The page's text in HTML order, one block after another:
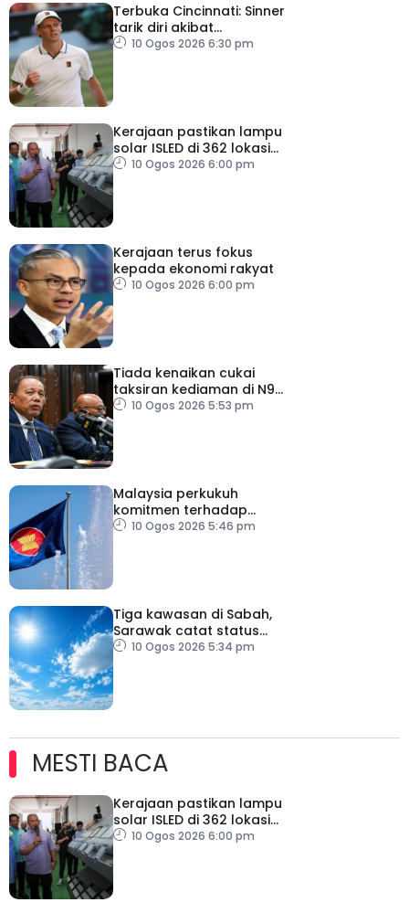
Terbuka Cincinnati: Sinner
tarik diri akibat
kecederaan lutut
10 Ogos 2026 6:30 pm
Kerajaan pastikan lampu
solar ISLED di 362 lokasi
berkualiti, selamat
10 Ogos 2026 6:00 pm
Kerajaan terus fokus
kepada ekonomi rakyat
10 Ogos 2026 6:00 pm
Tiada kenaikan cukai
taksiran kediaman di N9
untuk lima tahun
10 Ogos 2026 5:53 pm
Malaysia perkukuh
komitmen terhadap
keamanan, kemakmuran
10 Ogos 2026 5:46 pm
Tiga kawasan di Sabah,
Sarawak catat status
cuaca panas
10 Ogos 2026 5:34 pm
MESTI BACA
Kerajaan pastikan lampu
solar ISLED di 362 lokasi
berkualiti, selamat
10 Ogos 2026 6:00 pm